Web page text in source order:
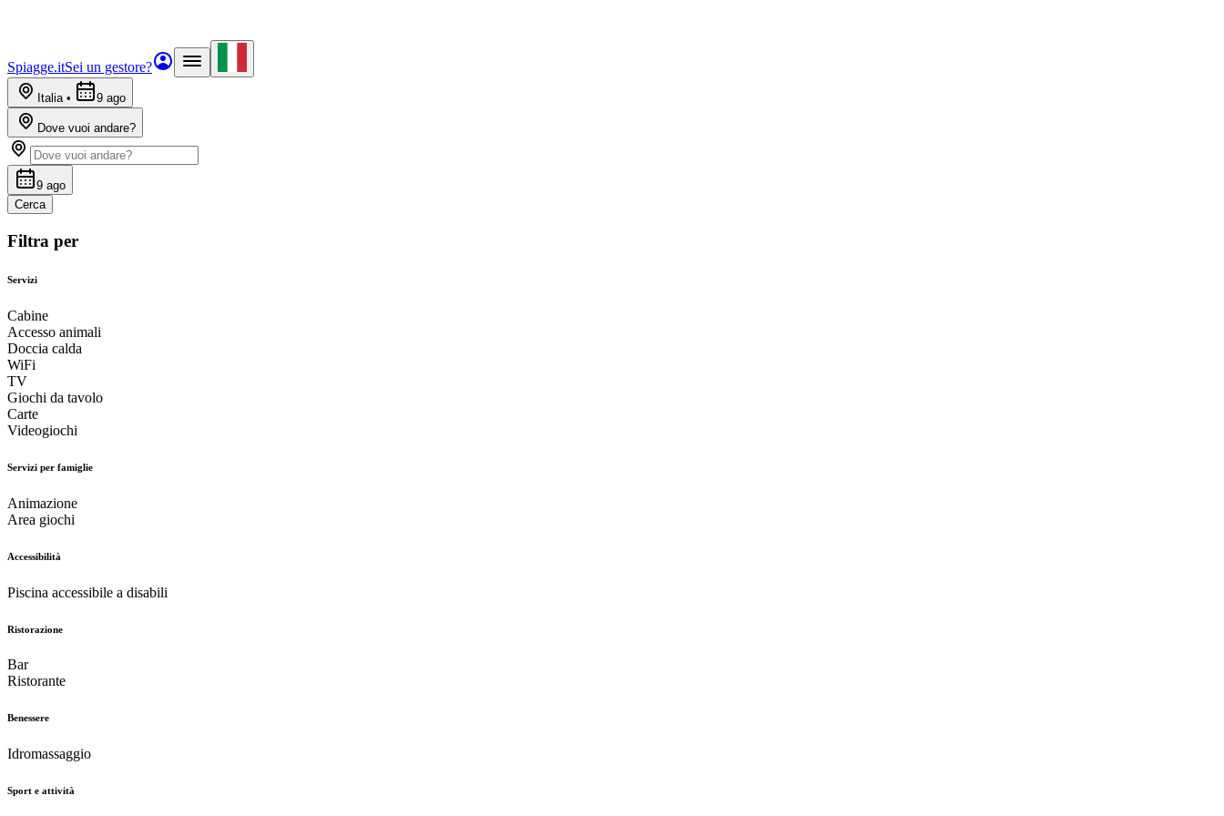
Spiagge.itSei un gestore?
Italia• 9 ago
Dove vuoi andare?
9 ago
Cerca
Filtra per
Servizi
Cabine
Accesso animali
Doccia calda
WiFi
TV
Giochi da tavolo
Carte
Videogiochi
Servizi per famiglie
Animazione
Area giochi
Accessibilità
Piscina accessibile a disabili
Ristorazione
Bar
Ristorante
Benessere
Idromassaggio
Sport e attività